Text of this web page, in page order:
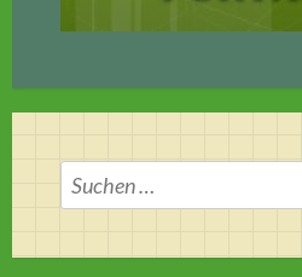
Suchen
nach: